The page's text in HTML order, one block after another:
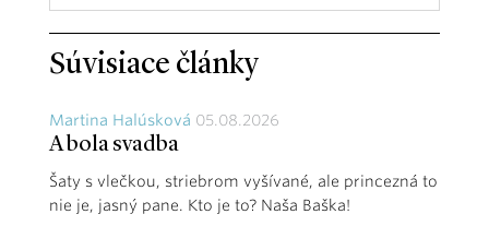
Súvisiace články
Martina Halúsková 05.08.2026
A bola svadba
Šaty s vlečkou, striebrom vyšívané, ale princezná to
nie je, jasný pane. Kto je to? Naša Baška!